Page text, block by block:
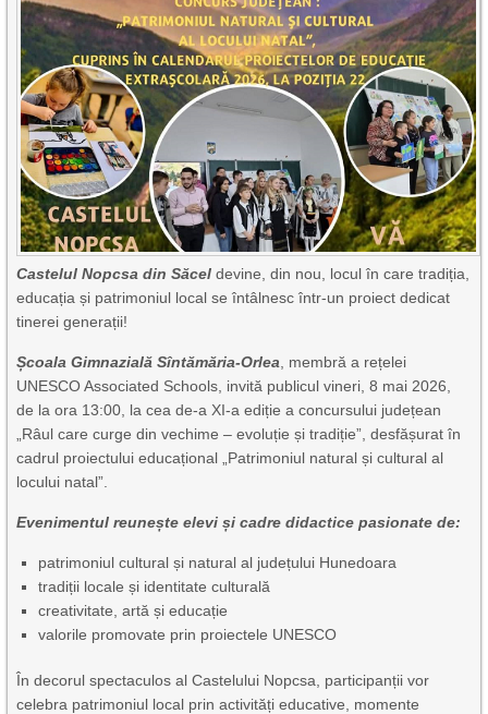
Castelul Nopcsa din Săcel devine, din nou, locul în care tradiția,
educația și patrimoniul local se întâlnesc într-un proiect dedicat
tinerei generații!
Școala Gimnazială Sîntămăria-Orlea , membră a rețelei
UNESCO Associated Schools, invită publicul vineri, 8 mai 2026,
de la ora 13:00, la cea de-a XI-a ediție a concursului județean
„Râul care curge din vechime – evoluție și tradiție”, desfășurat în
cadrul proiectului educațional „Patrimoniul natural și cultural al
locului natal”.
Evenimentul reunește elevi și cadre didactice pasionate de:
patrimoniul cultural și natural al județului Hunedoara
tradiții locale și identitate culturală
creativitate, artă și educație
valorile promovate prin proiectele UNESCO
În decorul spectaculos al Castelului Nopcsa, participanții vor
celebra patrimoniul local prin activități educative, momente